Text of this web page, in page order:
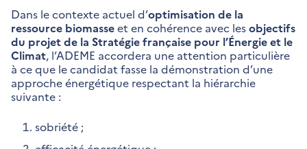
Dans le contexte actuel d’optimisation de la
ressource biomasseet en cohérence avec lesobjectifs
du projet de la Stratégie française pour l’Énergie et le
Climat, l’ADEME accordera une attention particulière
à ce que le candidat fasse la démonstration d’une
approche énergétique respectant la hiérarchie
suivante :
sobriété ;